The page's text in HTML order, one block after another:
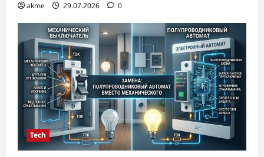
akme 29.07.2026 0
Tech